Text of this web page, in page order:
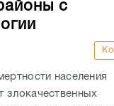
с
населения
злокачественных